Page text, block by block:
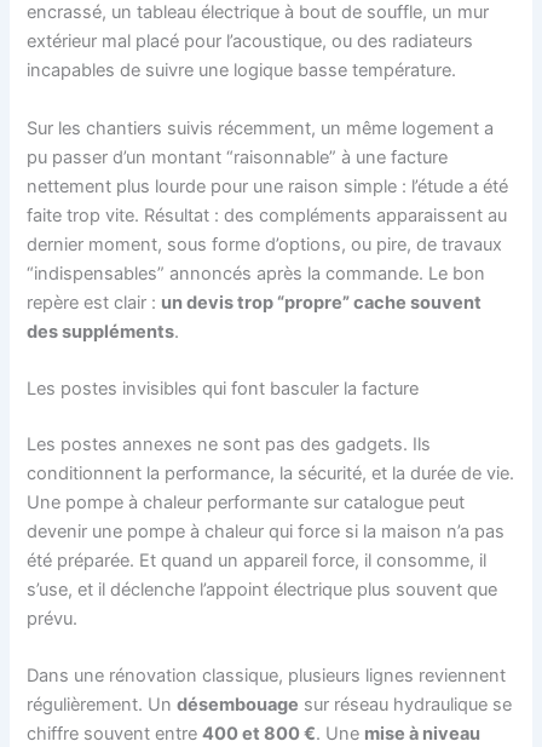
encrassé, un tableau électrique à bout de souffle, un mur
extérieur mal placé pour l’acoustique, ou des radiateurs
incapables de suivre une logique basse température.
Sur les chantiers suivis récemment, un même logement a
pu passer d’un montant “raisonnable” à une facture
nettement plus lourde pour une raison simple : l’étude a été
faite trop vite. Résultat : des compléments apparaissent au
dernier moment, sous forme d’options, ou pire, de travaux
“indispensables” annoncés après la commande. Le bon
repère est clair : un devis trop “propre” cache souvent
des suppléments.
Les postes invisibles qui font basculer la facture
Les postes annexes ne sont pas des gadgets. Ils
conditionnent la performance, la sécurité, et la durée de vie.
Une pompe à chaleur performante sur catalogue peut
devenir une pompe à chaleur qui force si la maison n’a pas
été préparée. Et quand un appareil force, il consomme, il
s’use, et il déclenche l’appoint électrique plus souvent que
prévu.
Dans une rénovation classique, plusieurs lignes reviennent
régulièrement. Undésembouage sur réseau hydraulique se
chiffre souvent entre400 et 800 €. Une mise à niveau